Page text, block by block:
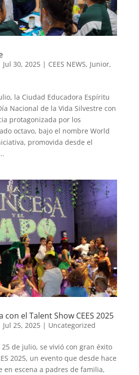
Jul 30, 2025| CEES NEWS, Junior,
la Ciudad Educadora Espíritu
Nacional de la Vida Silvestre con
protagonizada por los
octavo, bajo el nombre World
promovida desde el
con el Talent Show CEES 2025
Jul 25, 2025| Uncategorized
de julio, se vivió con gran éxito
2025, un evento que desde hace
en escena a padres de familia,